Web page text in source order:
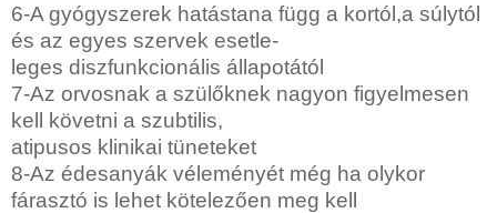
6-A gyógyszerek hatástana függ a kortól,a súlytól
és az egyes szervek esetle-
leges diszfunkcionális állapotától
7-Az orvosnak a szülőknek nagyon figyelmesen
kell követni a szubtilis,
atipusos klinikai tüneteket
8-Az édesanyák véleményét még ha olykor
fárasztó is lehet kötelezően meg kell